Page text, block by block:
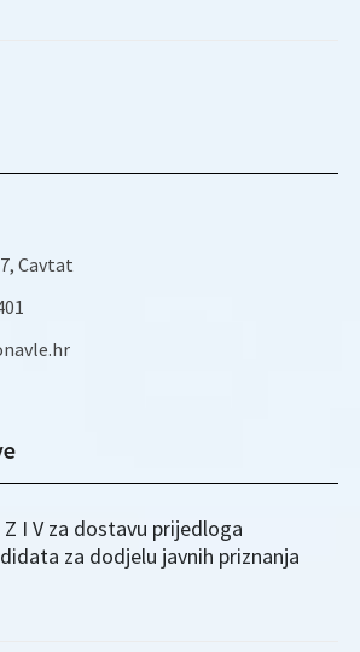
Cavtat
Z I V za dostavu prijedloga
za dodjelu javnih priznanja